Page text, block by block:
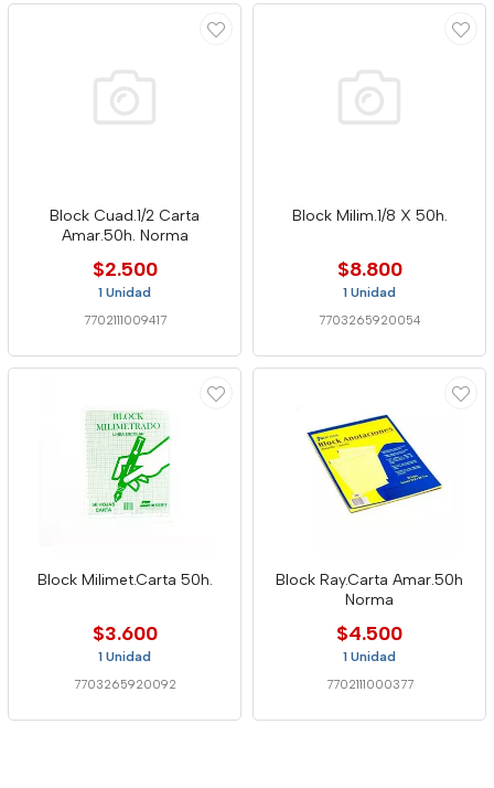
Block Cuad.1/2 Carta
Amar.50h. Norma
$2.500
1 Unidad
7702111009417
Block Milim.1/8 X 50h.
$8.800
1 Unidad
7703265920054
Block Milimet.Carta 50h.
$3.600
1 Unidad
7703265920092
Block Ray.Carta Amar.50h
Norma
$4.500
1 Unidad
7702111000377